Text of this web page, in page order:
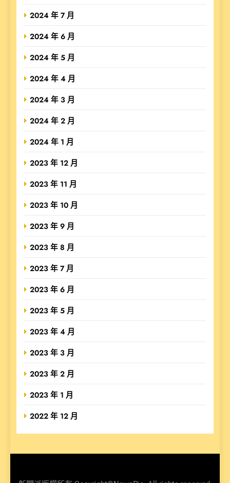
2024 年 7 月
2024 年 6 月
2024 年 5 月
2024 年 4 月
2024 年 3 月
2024 年 2 月
2024 年 1 月
2023 年 12 月
2023 年 11 月
2023 年 10 月
2023 年 9 月
2023 年 8 月
2023 年 7 月
2023 年 6 月
2023 年 5 月
2023 年 4 月
2023 年 3 月
2023 年 2 月
2023 年 1 月
2022 年 12 月